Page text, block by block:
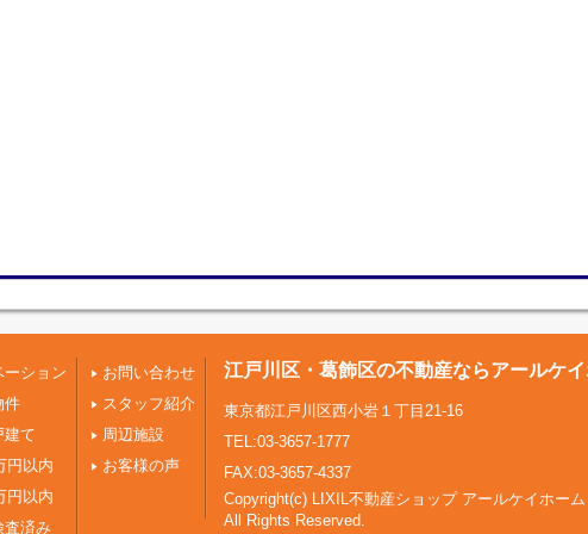
ーション
件
建て
円以内
円以内
査済み
お問い合わせ
スタッフ紹介
周辺施設
お客様の声
江戸川区・葛飾区の不動産ならアールケ
東京都江戸川区西小岩１丁目21-16
TEL:03-3657-1777
FAX:03-3657-4337
Copyright(c) LIXIL不動産ショップ アールケイホーム
All Rights Reserved.